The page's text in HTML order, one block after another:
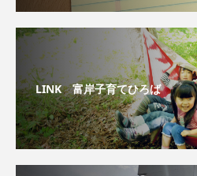
LINK 富岸子育てひろば